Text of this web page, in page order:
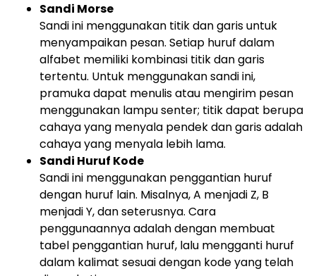
Sandi Morse
Sandi ini menggunakan titik dan garis untuk
menyampaikan pesan. Setiap huruf dalam
alfabet memiliki kombinasi titik dan garis
tertentu. Untuk menggunakan sandi ini,
pramuka dapat menulis atau mengirim pesan
menggunakan lampu senter; titik dapat berupa
cahaya yang menyala pendek dan garis adalah
cahaya yang menyala lebih lama.
Sandi Huruf Kode
Sandi ini menggunakan penggantian huruf
dengan huruf lain. Misalnya, A menjadi Z, B
menjadi Y, dan seterusnya. Cara
penggunaannya adalah dengan membuat
tabel penggantian huruf, lalu mengganti huruf
dalam kalimat sesuai dengan kode yang telah